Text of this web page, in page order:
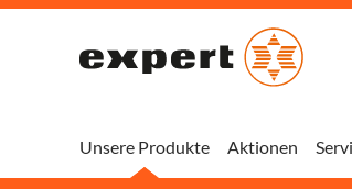
Unsere Produkte Aktionen